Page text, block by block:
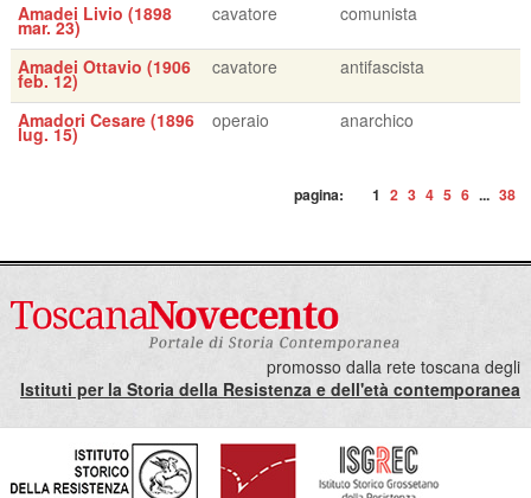
Amadei Livio (1898
mar. 23)
cavatore comunista
Amadei Ottavio (1906
feb. 12)
cavatore antifascista
Amadori Cesare (1896
lug. 15)
operaio anarchico
pagina: 1 2 3 4 5 6 ... 38
promosso dalla rete toscana degli
Istituti per la Storia della Resistenza e dell'età contemporanea